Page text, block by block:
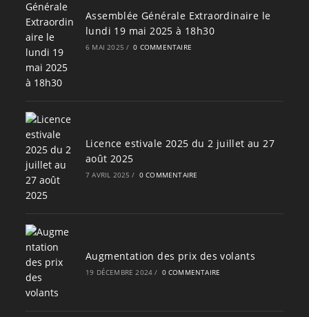
Assemblée Générale Extraordinaire le
lundi 19 mai 2025 à 18h30
6 MAI 2025 / 0 COMMENTAIRE
Licence estivale 2025 du 2 juillet au 27
août 2025
7 AVRIL 2025 / 0 COMMENTAIRE
Augmentation des prix des volants
19 DÉCEMBRE 2024 / 0 COMMENTAIRE